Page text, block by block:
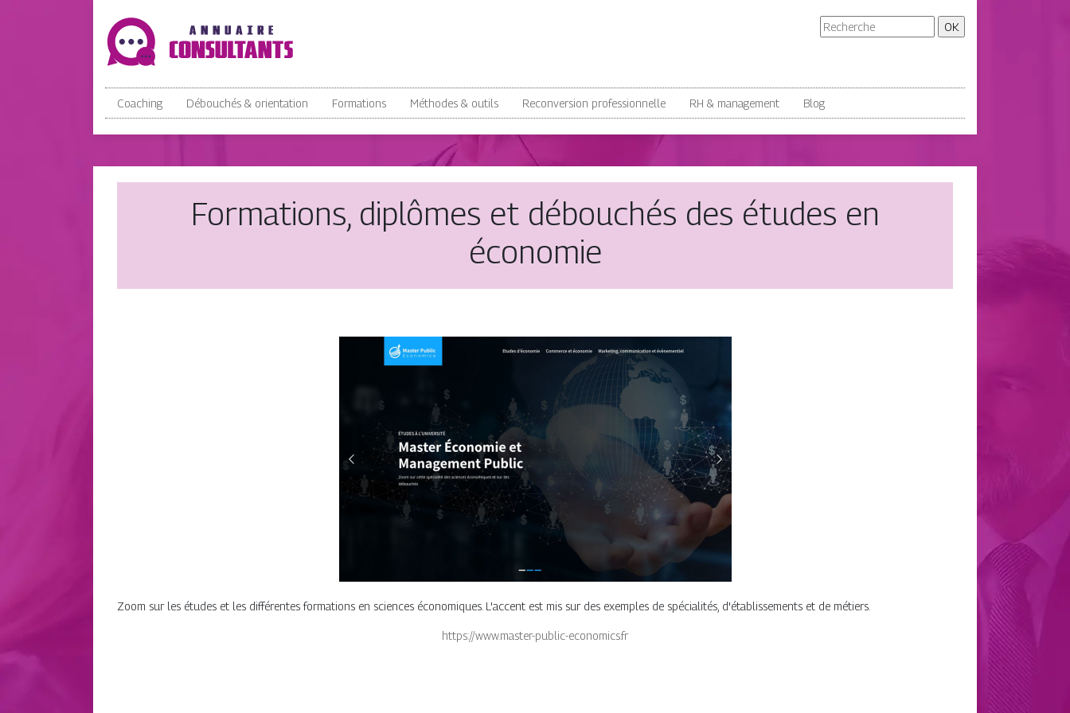
Coaching Débouchés & orientation Formations Méthodes & outils Reconversion professionnelle RH & management Blog
Formations, diplômes et débouchés des études en
économie
Zoom sur les études et les différentes formations en sciences économiques. L'accent est mis sur des exemples de spécialités, d'établissements et de métiers.
https://www.master-public-economics.fr